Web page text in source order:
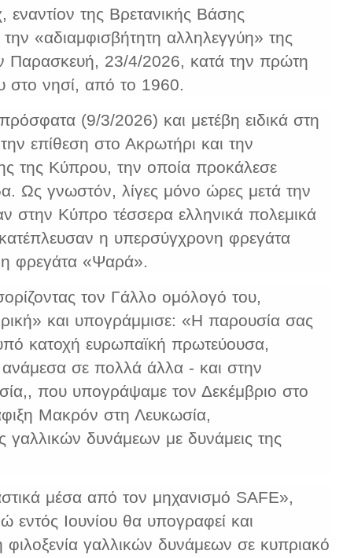
της Βρετανικής Βάσης
«αδιαμφισβήτητη αλληλεγγύη» της
Παρασκευή, 23/4/2026, κατά την πρώτη
στο νησί, από το 1960.
(9/3/2026) και μετέβη ειδικά στη
επίθεση στο Ακρωτήρι και την
της Κύπρου, την οποία προκάλεσε
Ως γνωστόν, λίγες μόνο ώρες μετά την
στην Κύπρο τέσσερα ελληνικά πολεμικά
η υπερσύγχρονη φρεγάτα
η φρεγάτα «Ψαρά».
τον Γάλλο ομόλογό του,
και υπογράμμισε: «Η παρουσία σας
κατοχή ευρωπαϊκή πρωτεύουσα,
ανάμεσα σε πολλά άλλα - και στην
που υπογράψαμε τον Δεκέμβριο στο
Μακρόν στη Λευκωσία,
γαλλικών δυνάμεων με δυνάμεις της
μέσα από τον μηχανισμό SAFE»,
Ιουνίου θα υπογραφεί και
γαλλικών δυνάμεων σε κυπριακό